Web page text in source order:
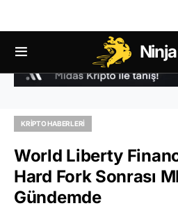
KRIPTO HABERLERI
World Liberty
Hard Fork Sonrası
Gündemde